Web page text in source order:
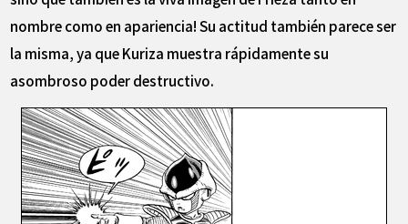
nombre como en apariencia! Su actitud también parece ser
la misma, ya que Kuriza muestra rápidamente su
asombroso poder destructivo.